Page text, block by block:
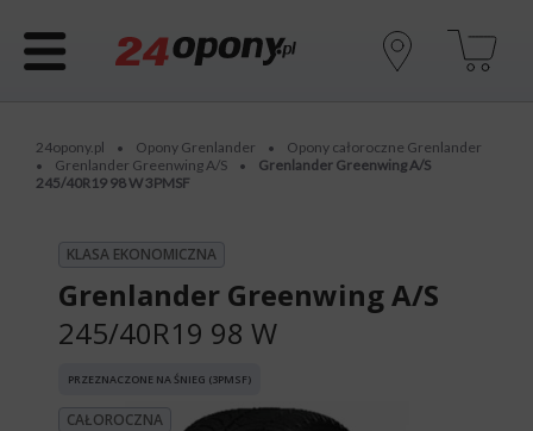
24opony.pl • Opony Grenlander • Opony całoroczne Grenlander
• Grenlander Greenwing A/S •
Grenlander Greenwing A/S
245/40R19 98 W 3PMSF
KLASA EKONOMICZNA
Grenlander Greenwing A/S
245/40R19 98 W
PRZEZNACZONE NA ŚNIEG (3PMSF)
CAŁOROCZNA